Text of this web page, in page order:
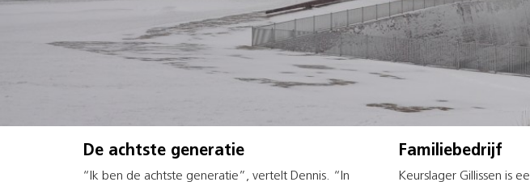
De achtste generatie
“Ik ben de achtste generatie”, vertelt Dennis. “In
Familiebedrijf
Keurslager Gillissen is